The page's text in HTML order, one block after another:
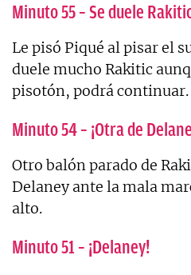
Minuto 55 – Se duele
Le pisó Piqué al pisar el
duele mucho Rakitic
pisotón, podrá continuar.
Minuto 54 – ¡Otra de
Otro balón parado de
Delaney ante la mala
alto.
Minuto 51 – ¡Delaney!